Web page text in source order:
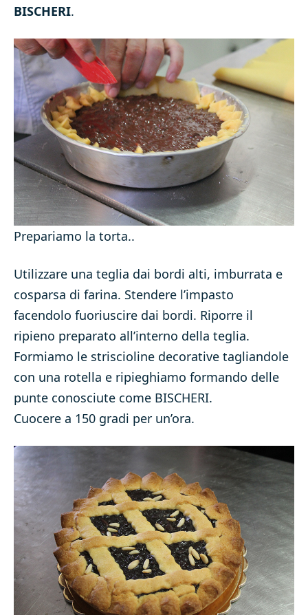
BISCHERI.
Prepariamo la torta..
Utilizzare una teglia dai bordi alti, imburrata e
cosparsa di farina. Stendere l’impasto
facendolo fuoriuscire dai bordi. Riporre il
ripieno preparato all’interno della teglia.
Formiamo le striscioline decorative tagliandole
con una rotella e ripieghiamo formando delle
punte conosciute come BISCHERI.
Cuocere a 150 gradi per un’ora.